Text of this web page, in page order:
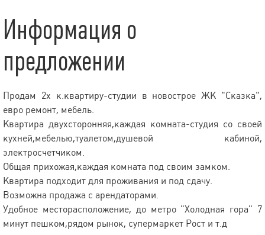
Информация о
предложении
Продам 2х к.квартиру-студии в новострое ЖК "Сказка",
евро ремонт, мебель.
Квартира двухсторонняя,каждая комната-студия со своей
кухней,мебелью,туалетом,душевой кабиной,
электросчетчиком.
Общая прихожая,каждая комната под своим замком.
Квартира подходит для проживания и под сдачу.
Возможна продажа с арендаторами.
Удобное месторасположение, до метро "Холодная гора" 7
минут пешком,рядом рынок, супермаркет Рост и т.д